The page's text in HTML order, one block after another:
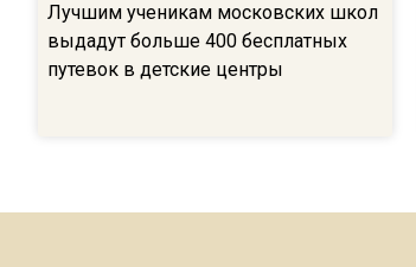
Лучшим ученикам московских школ
выдадут больше 400 бесплатных
путевок в детские центры